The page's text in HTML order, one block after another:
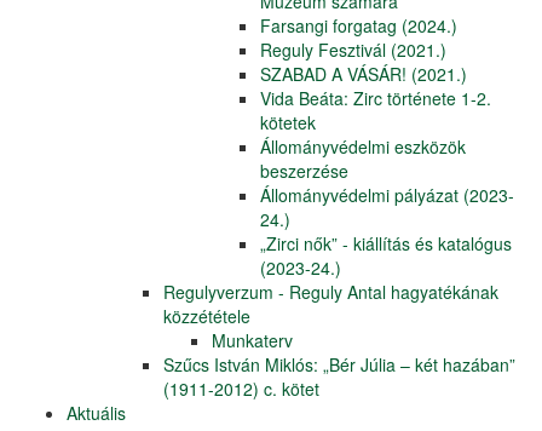
Farsangi forgatag (2024.)
Reguly Fesztivál (2021.)
SZABAD A VÁSÁR! (2021.)
Vida Beáta: Zirc története 1-2.
kötetek
Állományvédelmi eszközök
beszerzése
Állományvédelmi pályázat (2023-
24.)
„Zirci nők” - kiállítás és katalógus
(2023-24.)
Regulyverzum - Reguly Antal hagyatékának
közzététele
Munkaterv
Szűcs István Miklós: „Bér Júlia – két hazában”
(1911-2012) c. kötet
Aktuális